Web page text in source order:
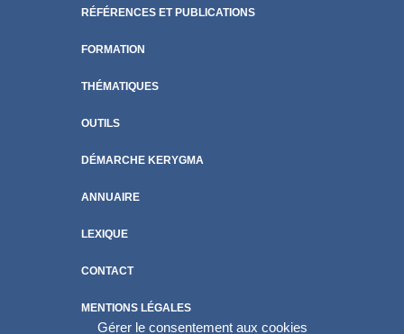
Gérer le consentement aux cookies
RÉFÉRENCES ET PUBLICATIONS
FORMATION
THÉMATIQUES
OUTILS
DÉMARCHE KERYGMA
ANNUAIRE
LEXIQUE
CONTACT
MENTIONS LÉGALES